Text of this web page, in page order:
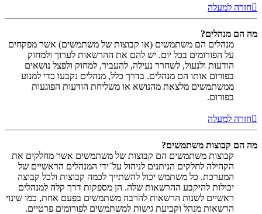
חזרה למעלה
מה הם מנהלים?
מנהלים הם משתמשים (או קבוצות של משתמשים) אשר מפקחים
על הפורומים בכל יום. יש להם את ההרשאות לערוך ולמחוק
הודעות ולנעול, לשחרר נעילה, להעביר, למחוק ולפצל נושאים
בפורום אותו הם מנהלים. בדרך כלל, מנהלים נקבעו כדי למנוע
ממשתמשים מלצאת מהנושא או משליחת הודעות הפוגעות
בפורום.
חזרה למעלה
מה הם קבוצות משתמשים?
קבוצות משתמשים הם קבוצות של משתמשים אשר מחלקים את
הקהילה לחלקים הניתנים לניהול על־ידי המנהלים הראשיים של
המערכת. כל משתמש יכול להשתייך לכמה קבוצות ולכל קבוצה
יכולות להיקבע ההרשאות שלה. הן מספקות דרך קלה למנהלים
ראשיים לשנות הרשאות להרבה משתמשים בפעם אחת, כמו שינוי
הרשאות מנהל וקביעת גישות למשתמשים לפורומים פרטיים.